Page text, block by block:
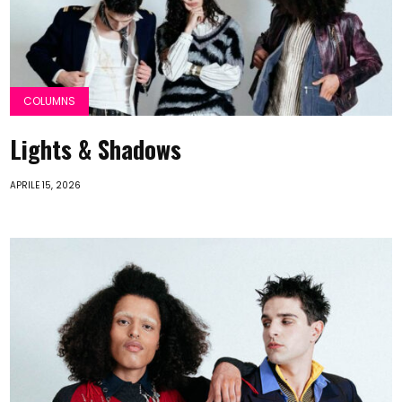
COLUMNS
Lights & Shadows
APRILE 15, 2026